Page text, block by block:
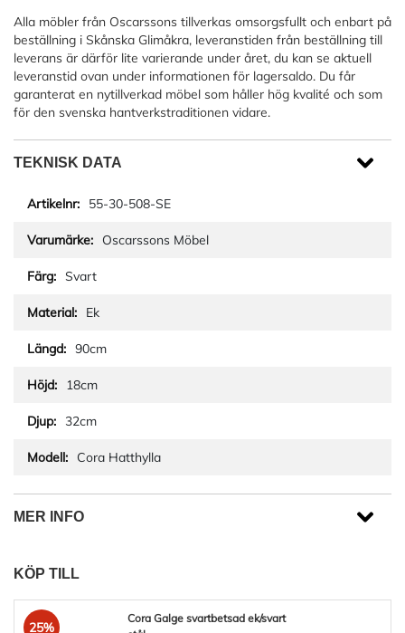
Alla möbler från Oscarssons tillverkas omsorgsfullt och enbart på
beställning i Skånska Glimåkra, leveranstiden från beställning till
leverans är därför lite varierande under året, du kan se aktuell
leveranstid ovan under informationen för lagersaldo. Du får
garanterat en nytillverkad möbel som håller hög kvalité och som
för den svenska hantverkstraditionen vidare.
TEKNISK DATA
55-30-508-SE
Oscarssons Möbel
Svart
Ek
90cm
18cm
32cm
Cora Hatthylla
MER INFO
KÖP TILL
25%
Cora Galge svartbetsad ek/svart